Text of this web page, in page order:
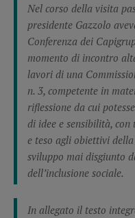
Nel corso della visita
presidente Gazzolo
Conferenza dei
momento di incontro
lavori di una
n. 3, competente in
riflessione da cui
di idee e sensibilità,
e teso agli obiettivi
sviluppo mai disgiunto
dell’inclusione sociale.
In allegato il testo